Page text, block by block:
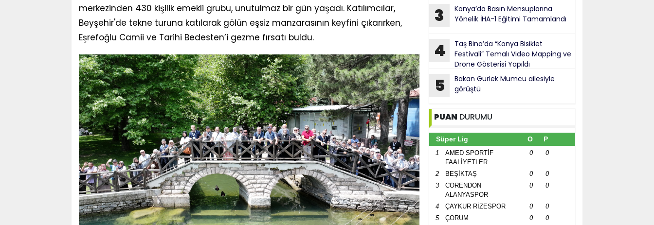
merkezinden 430 kişilik emekli grubu, unutulmaz bir gün yaşadı. Katılımcılar,
Beyşehir'de tekne turuna katılarak gölün eşsiz manzarasının keyfini çıkarırken,
Eşrefoğlu Camii ve Tarihi Bedesten’i gezme fırsatı buldu.
3
Konya’da Basın Mensuplarına
Yönelik İHA-1 Eğitimi Tamamlandı
4
Taş Bina’da “Konya Bisiklet
Festivali” Temalı Video Mapping ve
Drone Gösterisi Yapıldı
5
Bakan Gürlek Mumcu ailesiyle
görüştü
PUAN DURUMU
Süper Lig O P
1
AMED SPORTİF
FAALİYETLER
0 0
2 BEŞİKTAŞ 0
0
3
CORENDON
ALANYASPOR
0 0
4 ÇAYKUR RİZESPOR 0
0
5
ÇORUM 0
0